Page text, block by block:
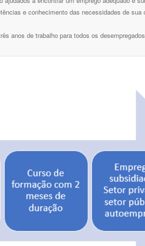
e conhecimento das necessidades de
anos de trabalho para todos os